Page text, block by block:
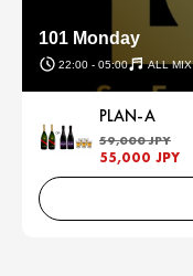
101 Monday
22:00 - 05:00 ALL MIX
PLAN-A
59,000 JPY
55,000 JPY